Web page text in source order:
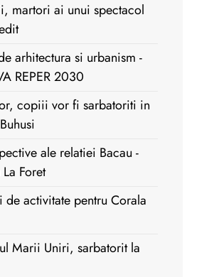
martori ai unui spectacol
arhitectura si urbanism -
REPER 2030
copiii vor fi sarbatoriti in
ale relatiei Bacau -
Foret
de activitate pentru Corala
Marii Uniri, sarbatorit la